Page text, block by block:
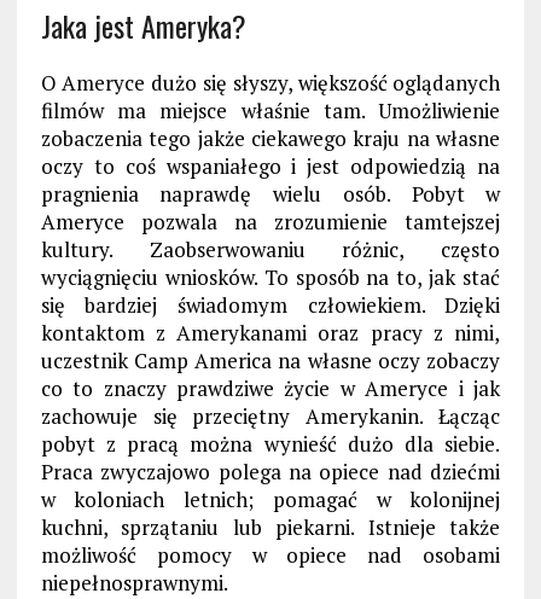
Jaka jest Ameryka?
O Ameryce dużo się słyszy, większość oglądanych
filmów ma miejsce właśnie tam. Umożliwienie
zobaczenia tego jakże ciekawego kraju na własne
oczy to coś wspaniałego i jest odpowiedzią na
pragnienia naprawdę wielu osób. Pobyt w
Ameryce pozwala na zrozumienie tamtejszej
kultury. Zaobserwowaniu różnic, często
wyciągnięciu wniosków. To sposób na to, jak stać
się bardziej świadomym człowiekiem. Dzięki
kontaktom z Amerykanami oraz pracy z nimi,
uczestnik Camp America na własne oczy zobaczy
co to znaczy prawdziwe życie w Ameryce i jak
zachowuje się przeciętny Amerykanin. Łącząc
pobyt z pracą można wynieść dużo dla siebie.
Praca zwyczajowo polega na opiece nad dziećmi
w koloniach letnich; pomagać w kolonijnej
kuchni, sprzątaniu lub piekarni. Istnieje także
możliwość pomocy w opiece nad osobami
niepełnosprawnymi.